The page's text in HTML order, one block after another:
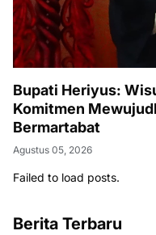
Bupati Heriyus:
Komitmen
Bermartabat
Agustus 05, 2026
Failed to load posts.
Berita Terbaru